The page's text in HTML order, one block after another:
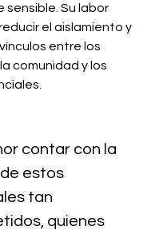
sensible. Su labor
el aislamiento y
entre los
comunidad y los
contar con la
estos
tan
quienes